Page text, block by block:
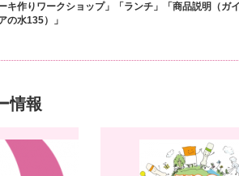
キ作りワークショップ」「ランチ」「商品説明（ガイ
の水135）」
情報